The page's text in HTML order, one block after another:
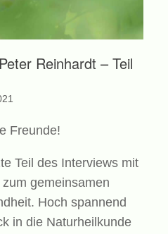
Reinhardt – Teil
Freunde!
Teil des Interviews mit
gemeinsamen
Hoch spannend
in die Naturheilkunde